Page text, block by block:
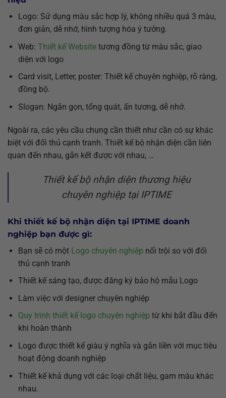
Logo: Sử dụng màu sắc hợp lý, không nhiều quá 3 màu,
đơn giản, dễ nhớ, hình tượng hóa ý tưởng.
Web: Thiết kế Websitetương đồng từ màu sắc, giao
diện với logo
Card visit, Letter, poster: Thiết kế chuyên nghiệp, rõ ràng,
đồng bộ.
Slogan: Ngắn gọn, tổng quát, ấn tương, dễ nhớ.
Ngoài ra, các yêu cầu chung cần thiết như cần có sự khác
biệt với đối thủ cạnh tranh. Thiết kế bộ nhận diện cần liên
quan đến nhau, gắn kết được với nhau, …
Thiết kế bộ nhận diện thương hiệu
chuyên nghiệp tại IPTIME
Khi thiết kế bộ nhận diện tại IPTIME doanh
nghiệp bạn được gì:
Bạn sẽ có một Logo chuyên nghiệp nổi trội so với đối
thủ cạnh tranh
Thiết kế sáng tạo, được đăng ký bảo hộ mẫu Logo
Làm việc với designer chuyên nghiệp
Quy trình thiết kế logo chuyên nghiệp từ khi bắt đầu đến
khi hoàn thành
Logo được thiết kế giàu ý nghĩa và gắn liền với mục tiêu
hoạt động doanh nghiệp
Thiết kế khả dụng với các loại chất liệu, gam màu khác
nhau.